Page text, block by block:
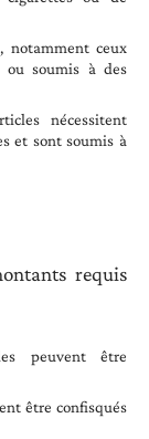
ceux
ou soumis à des
nécessitent
et sont soumis à
requis
peuvent être
être confisqués